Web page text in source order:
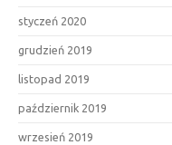
styczeń 2020
grudzień 2019
listopad 2019
październik 2019
wrzesień 2019